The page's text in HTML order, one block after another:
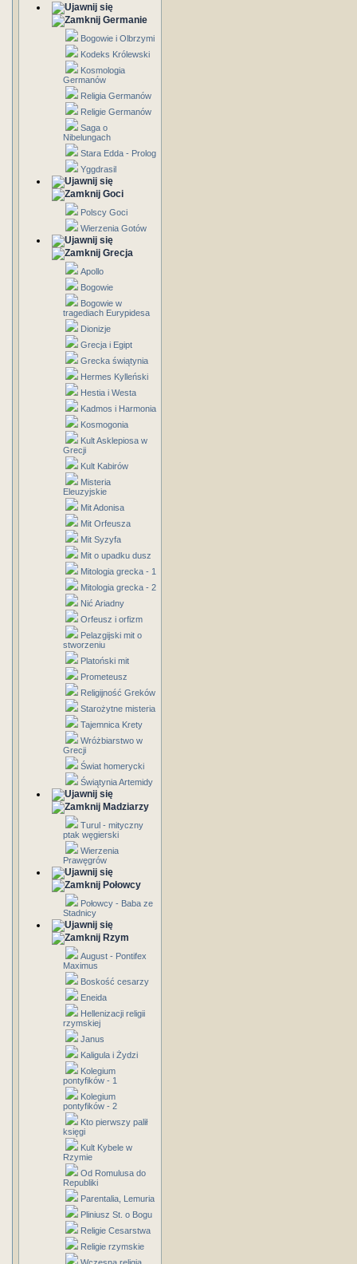
Germanie
Bogowie i Olbrzymi
Kodeks Królewski
Kosmologia
Germanów
Religia Germanów
Religie Germanów
Saga o
Nibelungach
Stara Edda - Prolog
Yggdrasil
Goci
Polscy Goci
Wierzenia Gotów
Grecja
Apollo
Bogowie
Bogowie w
tragediach Eurypidesa
Dionizje
Grecja i Egipt
Grecka świątynia
Hermes Kylleński
Hestia i Westa
Kadmos i Harmonia
Kosmogonia
Kult Asklepiosa w
Grecji
Kult Kabirów
Misteria
Eleuzyjskie
Mit Adonisa
Mit Orfeusza
Mit Syzyfa
Mit o upadku dusz
Mitologia grecka - 1
Mitologia grecka - 2
Nić Ariadny
Orfeusz i orfizm
Pelazgijski mit o
stworzeniu
Platoński mit
Prometeusz
Religijność Greków
Starożytne misteria
Tajemnica Krety
Wróżbiarstwo w
Grecji
Świat homerycki
Świątynia Artemidy
Madziarzy
Turul - mityczny
ptak węgierski
Wierzenia
Prawęgrów
Połowcy
Połowcy - Baba ze
Stadnicy
Rzym
August - Pontifex
Maximus
Boskość cesarzy
Eneida
Hellenizacji religii
rzymskiej
Janus
Kaligula i Żydzi
Kolegium
pontyfików - 1
Kolegium
pontyfików - 2
Kto pierwszy palił
księgi
Kult Kybele w
Rzymie
Od Romulusa do
Republiki
Parentalia, Lemuria
Pliniusz St. o Bogu
Religie Cesarstwa
Religie rzymskie